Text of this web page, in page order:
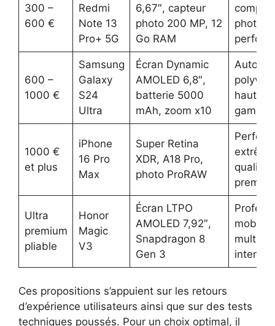
300 –
600 €
Redmi
Note 13
Pro+ 5G
6,67″, capteur
photo 200 MP, 12
Go RAM
photo et
600 –
1000 €
Samsung
Galaxy
S24
Ultra
Écran Dynamic
AMOLED 6,8″,
batterie 5000
mAh, zoom x10
haut de
gamme
1000 €
et plus
iPhone
16 Pro
Max
Super Retina
XDR, A18 Pro,
photo ProRAW
qualité
Ultra
premium
pliable
Honor
Magic
V3
Écran LTPO
AMOLED 7,92″,
Snapdragon 8
Gen 3
mobile,
intensif
Ces propositions s’appuient sur les retours
d’expérience utilisateurs ainsi que sur des tests
techniques poussés. Pour un choix optimal, il